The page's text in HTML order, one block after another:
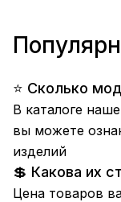
⭐ Сколько
В каталоге
вы можете
изделий
💲 Какова их
Цена товаров